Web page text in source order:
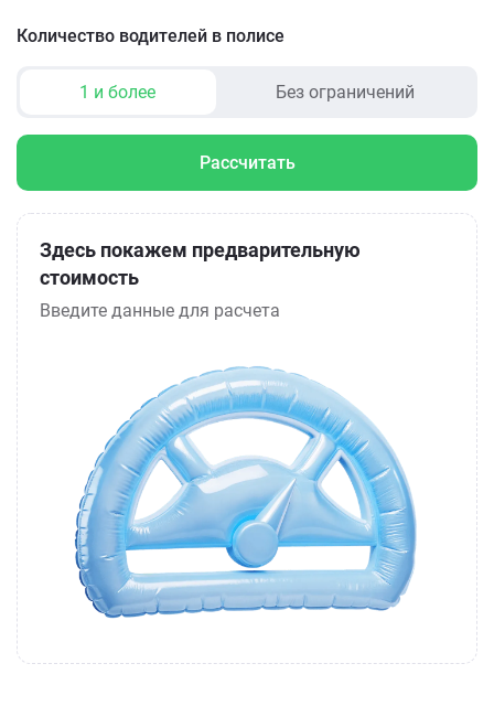
Количество водителей в полисе
1 и более Без ограничений
Рассчитать
Здесь покажем предварительную
стоимость
Введите данные для расчета